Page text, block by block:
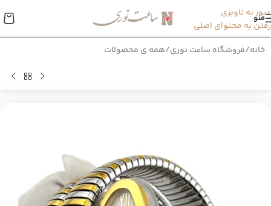
عبور به ناوبری
رفتن به محتوای اصلی
منو
خانه/فروشگاه ساعت نوری/همه ی محصولات